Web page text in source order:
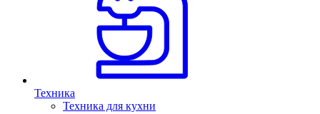
Техника
Техника для кухни